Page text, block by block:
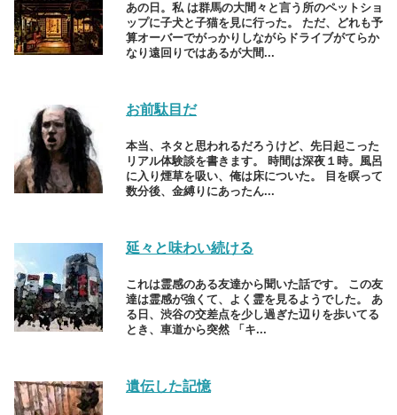
あの日。私 は群馬の大間々と言う所のペットショ
ップに子犬と子猫を見に行った。 ただ、どれも予
算オーバーでがっかりしながらドライブがてらか
なり遠回りではあるが大間...
お前駄目だ
本当、ネタと思われるだろうけど、先日起こった
リアル体験談を書きます。 時間は深夜１時。風呂
に入り煙草を吸い、俺は床についた。 目を瞑って
数分後、金縛りにあったん...
延々と味わい続ける
これは霊感のある友達から聞いた話です。 この友
達は霊感が強くて、よく霊を見るようでした。 あ
る日、渋谷の交差点を少し過ぎた辺りを歩いてる
とき、車道から突然 「キ...
遺伝した記憶